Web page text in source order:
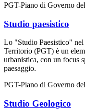
PGT-Piano di Governo
Studio paesistico
Lo "Studio Paesistico"
Territorio (PGT) è un
urbanistica, con un focus
paesaggio.
PGT-Piano di Governo
Studio Geologico